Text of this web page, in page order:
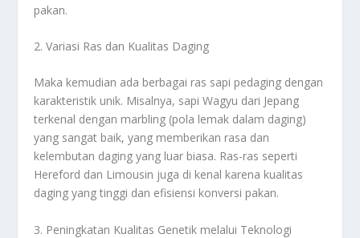
pakan.
2. Variasi Ras dan Kualitas Daging
Maka kemudian ada berbagai ras sapi pedaging dengan
karakteristik unik. Misalnya, sapi Wagyu dari Jepang
terkenal dengan marbling (pola lemak dalam daging)
yang sangat baik, yang memberikan rasa dan
kelembutan daging yang luar biasa. Ras-ras seperti
Hereford dan Limousin juga di kenal karena kualitas
daging yang tinggi dan efisiensi konversi pakan.
3. Peningkatan Kualitas Genetik melalui Teknologi